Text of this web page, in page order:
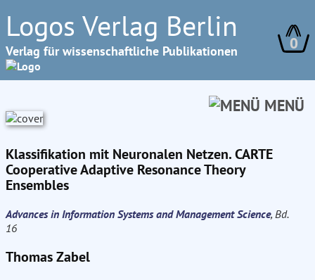
Logos Verlag Berlin
Verlag für wissenschaftliche Publikationen 0
MENÜ
Klassifikation mit Neuronalen Netzen. CARTE
Cooperative Adaptive Resonance Theory
Ensembles
Advances in Information Systems and Management Science, Bd.
16
Thomas Zabel